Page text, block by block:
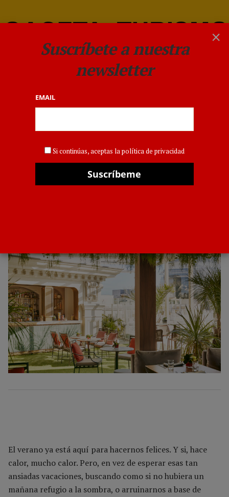
Open House Madrid te
descubre 5 lugares mágicos
El verano ya está aquí para hacernos felices. Y si, hace
calor, mucho calor. Pero, en vez de esperar esas tan
ansiadas vacaciones, buscando como si no hubiera un
mañana refugio a la sombra, o arruinarnos a base de
×
Suscríbete a nuestra
newsletter
EMAIL
Si continúas, aceptas la política de privacidad